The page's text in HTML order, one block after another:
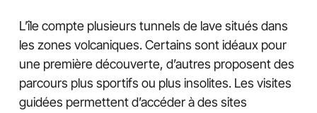
L’île compte plusieurs tunnels de lave situés dans
les zones volcaniques. Certains sont idéaux pour
une première découverte, d’autres proposent des
parcours plus sportifs ou plus insolites. Les visites
guidées permettent d’accéder à des sites